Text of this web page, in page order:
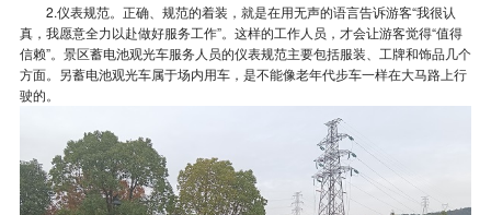
2.仪表规范。正确、规范的着装，就是在用无声的语言告诉游客“我很认
真，我愿意全力以赴做好服务工作”。这样的工作人员，才会让游客觉得“值得
信赖”。景区蓄电池观光车服务人员的仪表规范主要包括服装、工牌和饰品几个
方面。另蓄电池观光车属于场内用车，是不能像老年代步车一样在大马路上行
驶的。